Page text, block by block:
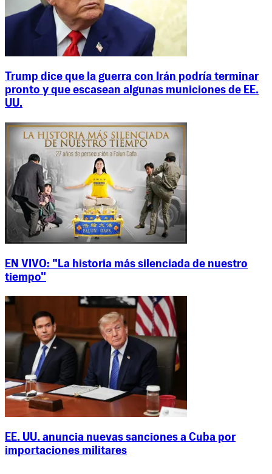
Trump dice que la guerra con Irán podría terminar
pronto y que escasean algunas municiones de EE.
UU.
EN VIVO: "La historia más silenciada de nuestro
tiempo"
EE. UU. anuncia nuevas sanciones a Cuba por
importaciones militares